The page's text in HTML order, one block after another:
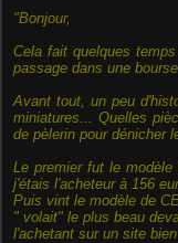
"Bonjour,
Cela fait quelques
passage dans une
Avant tout, un peu
miniatures... Quelles
de pèlerin pour dénicher
Le premier fut le
j'étais l'acheteur à 156
Puis vint le modèle de
" volait" le plus beau
l'achetant sur un site